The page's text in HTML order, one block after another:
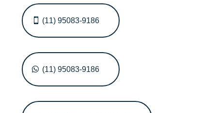
(11) 95083-9186
(11) 95083-9186